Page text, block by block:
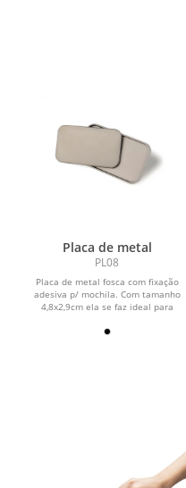
Placa de metal
PL08
Placa de metal fosca com fixação
adesiva p/ mochila. Com tamanho
4,8x2,9cm ela se faz ideal para